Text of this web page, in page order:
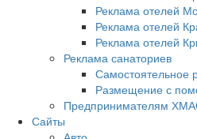
Реклама отелей
Реклама отелей
Реклама отелей
Реклама санаториев
Самостоятельное
Размещение с
Предпринимателям
Сайты